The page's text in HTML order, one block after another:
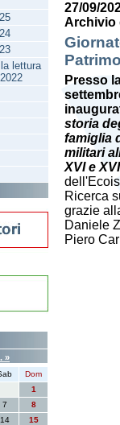
27/09/
Archivio
Presso
storia
famiglia
militari
XVI e
Ricerca
grazie
Daniele
Piero
lettura
»
Dom
1
7
8
14
15